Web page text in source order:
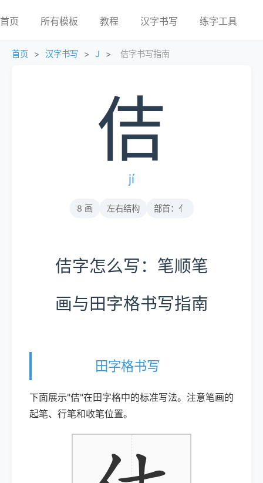
首页 所有模板 教程 汉字书写 练字工具
首页 > 汉字书写 > J > 佶字书写指南
佶
jí
8 画 左右结构 部首：亻
佶字怎么写：笔顺笔
画与田字格书写指南
田字格书写
下面展示"佶"在田字格中的标准写法。注意笔画的
起笔、行笔和收笔位置。